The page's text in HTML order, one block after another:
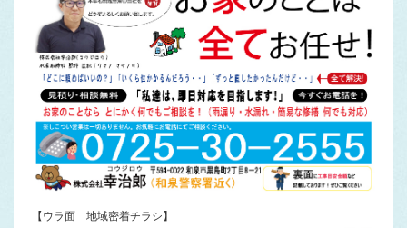
【ウラ面 地域密着チラシ】